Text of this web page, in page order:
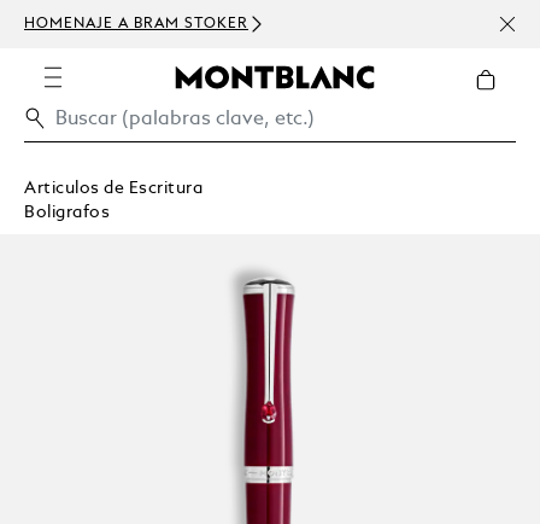
HOMENAJE A BRAM STOKER
USD
Articulos de Escritura
Boligrafos